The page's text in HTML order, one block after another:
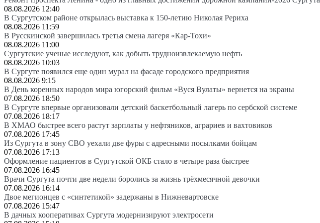
08.08.2026 12:40
В Сургутском районе открылась выставка к 150-летию Николая Рериха
08.08.2026 11:59
В Русскинской завершилась третья смена лагеря «Кар-Тохи»
08.08.2026 11:00
Сургутские ученые исследуют, как добыть трудноизвлекаемую нефть
08.08.2026 10:03
В Сургуте появился еще один мурал на фасаде городского предприятия
08.08.2026 9:15
В День коренных народов мира югорский фильм «Вуся Вулаты» вернется на экраны
07.08.2026 18:50
В Сургуте впервые организовали детский баскетбольный лагерь по сербской системе
07.08.2026 18:17
В ХМАО быстрее всего растут зарплаты у нефтяников, аграриев и вахтовиков
07.08.2026 17:45
Из Сургута в зону СВО уехали две фуры с адресными посылками бойцам
07.08.2026 17:13
Оформление пациентов в Сургутской ОКБ стало в четыре раза быстрее
07.08.2026 16:45
Врачи Сургута почти две недели боролись за жизнь трёхмесячной девочки
07.08.2026 16:14
Двое мегионцев с «синтетикой» задержаны в Нижневартовске
07.08.2026 15:47
В дачных кооперативах Сургута модернизируют электросети